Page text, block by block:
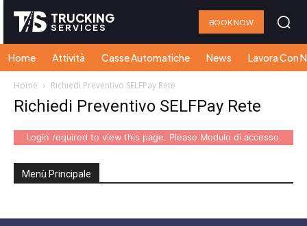
TRUCKING
SERVICES BOOK NOW
Home Attività Casse Automatiche News Lavora Con
Home Richiedi Preventivo SELFPay Rete
Richiedi Preventivo SELFPay Rete
Login required to view this page. Please Modulo di accesso.
Menù Principale